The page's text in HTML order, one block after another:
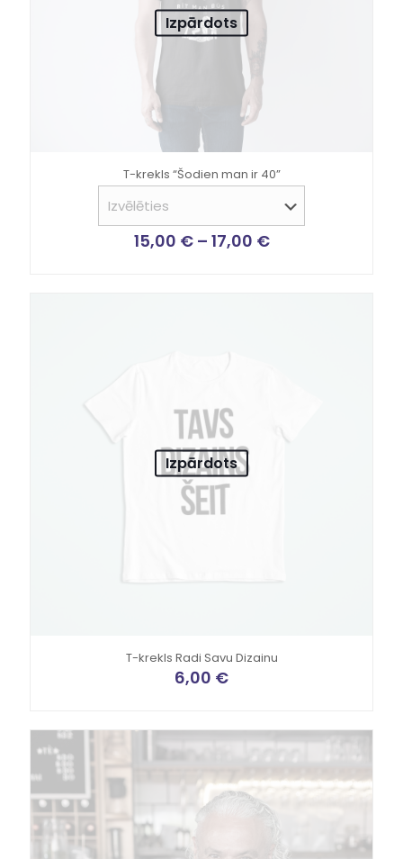
Izpārdots
T-krekls “Šodien man ir 40”
15,00 € – 17,00 €
Izpārdots
T-krekls Radi Savu Dizainu
6,00 €